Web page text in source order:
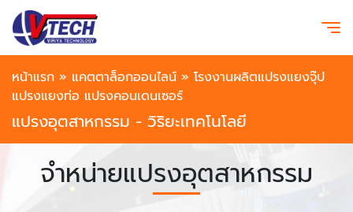
หน้าแรก » แคตตาล็อกออนไลน์ » โรงงานผลิตแปรงแยงจุ๊ป
แปรงแยงท่อ แปรงคอนเดนเซอร์
แปรงอุตสาหกรรม - วิริยะเทคโนโลยี
จำหน่ายแปรงอุตสาหกรรม